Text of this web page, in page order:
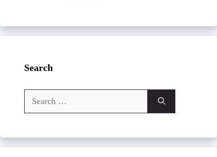
Search
Search
for: